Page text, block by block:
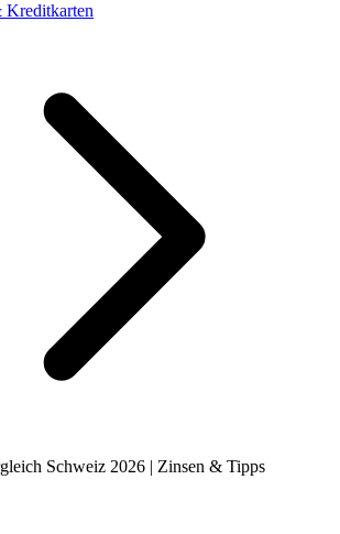
Kreditkarten
Schweiz 2026 | Zinsen & Tipps